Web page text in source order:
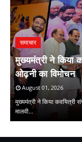
समाचार
मुख्यमंत्री ने किया
ओढ़नी का विमोचन
August 01, 2026
मुख्यमंत्री ने किया कवयित्री
मालवी…